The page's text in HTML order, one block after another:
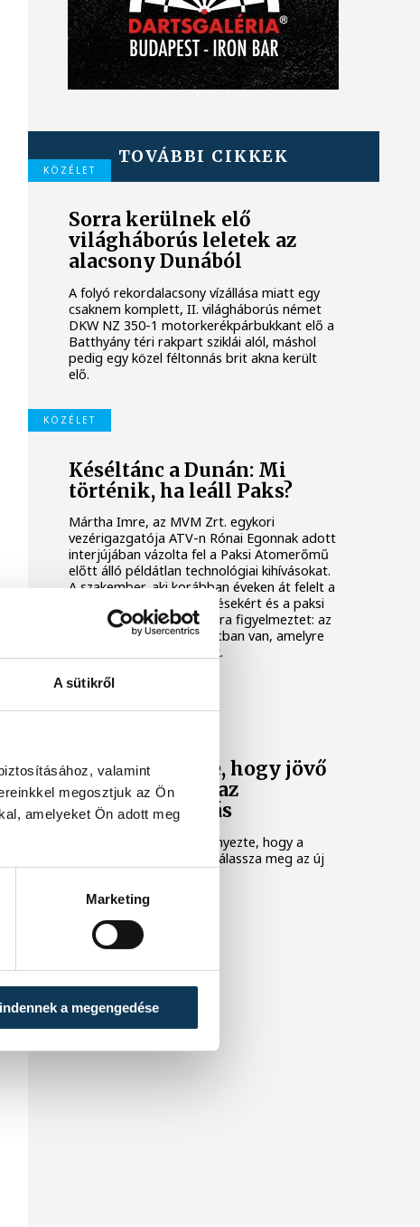
A sütikről
valamint
megosztjuk az Ön
amelyeket Ön adott meg
Marketing
a megengedése
TOVÁBBI CIKKEK
KÖZÉLET
Sorra kerülnek elő
világháborús leletek az
alacsony Dunából
A folyó rekordalacsony vízállása miatt egy
csaknem komplett, II. világháborús német
DKW NZ 350-1 motorkerékpárbukkant elő a
Batthyány téri rakpart sziklái alól, máshol
pedig egy közel féltonnás brit akna került
elő.
KÖZÉLET
Késéltánc a Dunán: Mi
történik, ha leáll Paks?
Mártha Imre, az MVM Zrt. egykori
vezérigazgatója ATV-n Rónai Egonnak adott
interjújában vázolta fel a Paksi Atomerőmű
előtt álló példátlan technológiai kihívásokat.
A szakember, aki korábban éveken át felelt a
hazai energetikai fejlesztésekért és a paksi
blokkok működéséért, arra figyelmeztet: az
erőmű olyan üzemállapotban van, amelyre
eredetileg nem tervezték.
kezdeményezte, hogy jövő
kedden legyen az
államfőválasztás
A Tisza-frakció kezdeményezte, hogy a
parlament jövő kedden válassza meg az új